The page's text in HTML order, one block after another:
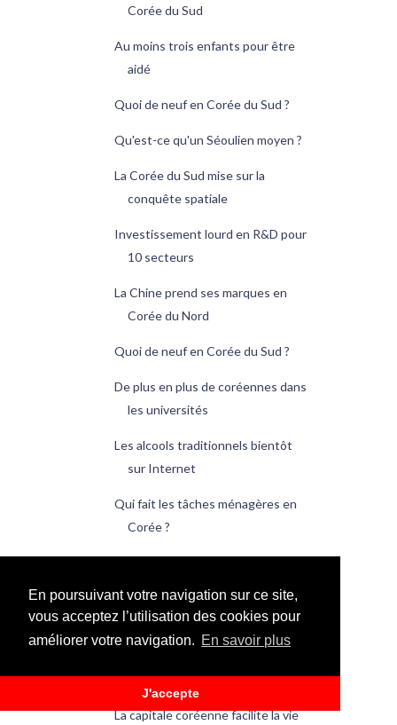
En poursuivant votre navigation sur ce site,
vous acceptez l’utilisation des cookies pour
améliorer votre navigation. En savoir plus
J'accepte
Corée du Sud
Au moins trois enfants pour être
aidé
Quoi de neuf en Corée du Sud ?
Qu'est-ce qu'un Séoulien moyen ?
La Corée du Sud mise sur la
conquête spatiale
Investissement lourd en R&D pour
10 secteurs
La Chine prend ses marques en
Corée du Nord
Quoi de neuf en Corée du Sud ?
De plus en plus de coréennes dans
les universités
Les alcools traditionnels bientôt
sur Internet
Qui fait les tâches ménagères en
Corée ?
Quoi de neuf en Corée du Sud ?
rien
La capitale coréenne facilite la vie